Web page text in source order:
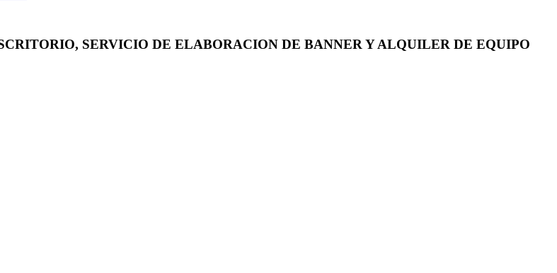
SERVICIO DE ELABORACION DE BANNER Y ALQUILER DE EQUIPO